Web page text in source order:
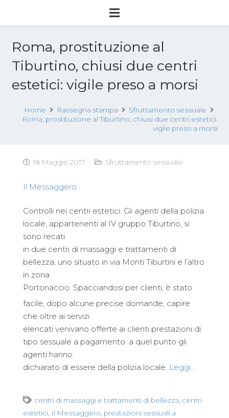
Roma, prostituzione al
Tiburtino, chiusi due centri
estetici: vigile preso a morsi
Home Rassegna stampa
Sfruttamento sessuale
Roma, prostituzione al Tiburtino, chiusi due centri estetici:
vigile preso a morsi
18 Maggio 2017 Sfruttamento sessuale
Il Messaggero
Controlli nei centri estetici. Gli agenti della polizia
locale, appartenenti al IV gruppo Tiburtino, si
sono recati
in due centri di massaggi e trattamenti di
bellezza, uno situato in via Monti Tiburtini e l’altro
in zona
Portonaccio. Spacciandosi per clienti, è stato
facile, dopo alcune precise domande, capire
che oltre ai servizi
elencati venivano offerte ai clienti prestazioni di
tipo sessuale a pagamento: a quel punto gli
agenti hanno
dichiarato di essere della polizia locale. Leggi…
centri di massaggi e trattamenti di bellezza, centri
estetici, Il Messaggero, prestazioni sessuali a